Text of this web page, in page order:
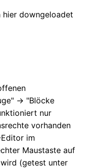
hier downgeloadet
-> "Blöcke
nur
vorhanden
im
Maustaste auf
(getest unter